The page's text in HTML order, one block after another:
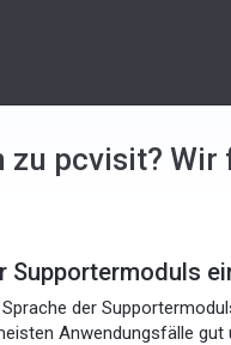
zu pcvisit?
Supportermoduls
der
Anwendungsfälle gut